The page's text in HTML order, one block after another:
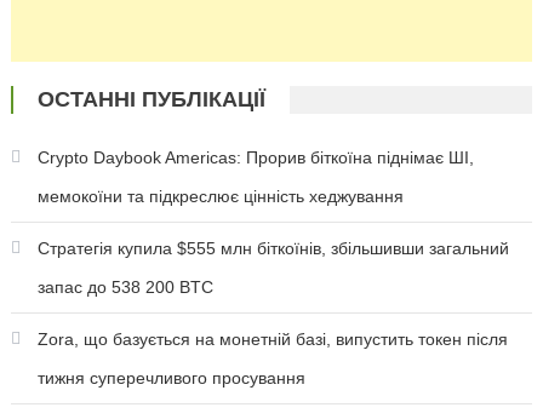
ОСТАННІ ПУБЛІКАЦІЇ
Crypto Daybook Americas: Прорив біткоїна піднімає ШІ,
мемокоїни та підкреслює цінність хеджування
Стратегія купила $555 млн біткоїнів, збільшивши загальний
запас до 538 200 BTC
Zora, що базується на монетній базі, випустить токен після
тижня суперечливого просування